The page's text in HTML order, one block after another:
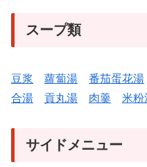
スープ類
豆浆 蘿蔔湯 番茄蛋花湯
合湯
貢丸湯 肉羹 米粉
サイドメニュー